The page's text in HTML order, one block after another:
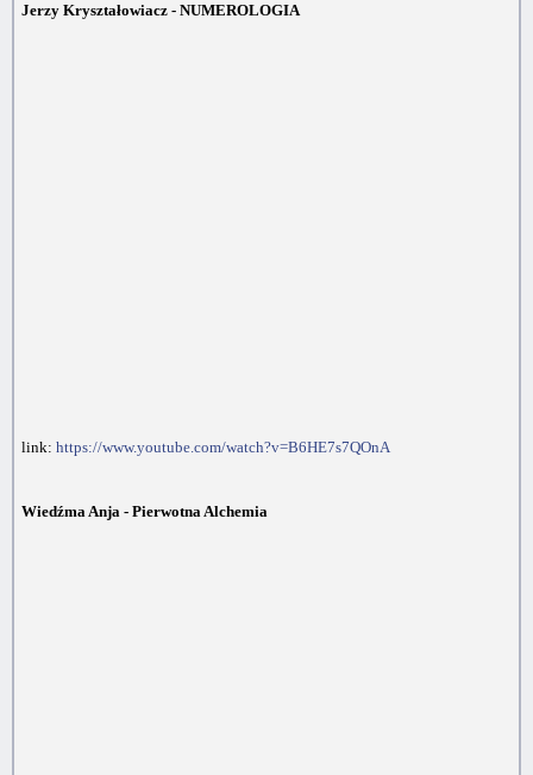
Jerzy Kryształowiacz - NUMEROLOGIA
link: https://www.youtube.com/watch?v=B6HE7s7QOnA
Wiedźma Anja - Pierwotna Alchemia